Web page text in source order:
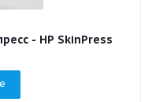
- НР SkinPress